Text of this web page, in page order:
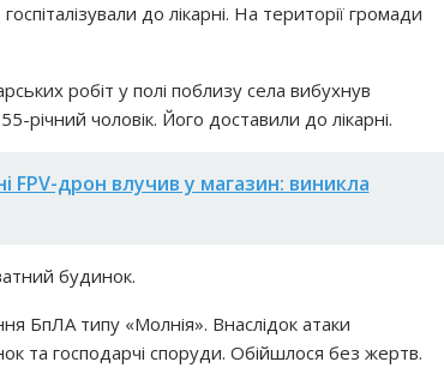
до лікарні. На території громади
робіт у полі поблизу села вибухнув
чоловік. Його доставили до лікарні.
FPV-дрон влучив у магазин: виникла
будинок.
БпЛА типу «Молнія». Внаслідок атаки
та господарчі споруди. Обійшлося без жертв.